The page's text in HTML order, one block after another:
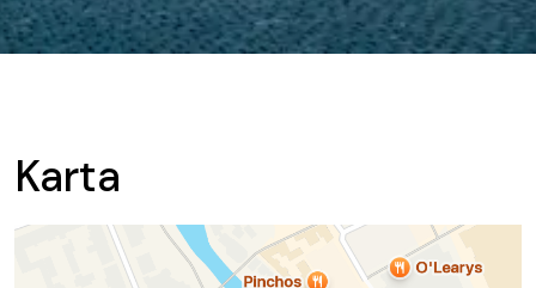
Karta